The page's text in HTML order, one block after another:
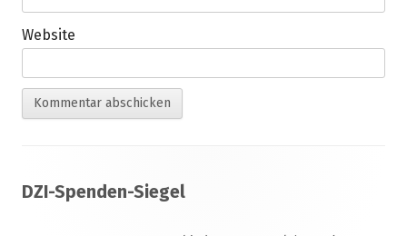
Website
Inhalt
DZI-Spenden-Siegel